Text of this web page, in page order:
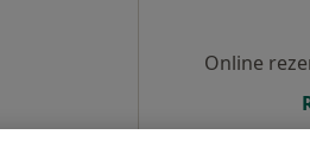
Online